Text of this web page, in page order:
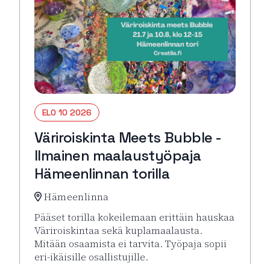
ELO 10 2026
Väriroiskinta Meets Bubble -
Ilmainen maalaustyöpaja
Hämeenlinnan torilla
Hämeenlinna
Pääset torilla kokeilemaan erittäin hauskaa
Väriroiskintaa sekä kuplamaalausta.
Mitään osaamista ei tarvita. Työpaja sopii
eri-ikäisille osallistujille.